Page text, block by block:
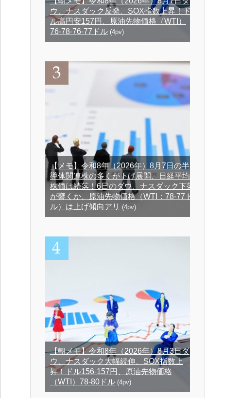
ウ、ナスダック反発、SOX指数上昇！ド
ル高円安157円、原油先物価格（WTI）
76-78-76-77ドル (4pv)
【メモ】令和8年（2026年）8月7日の半
導体関連株の多くが下げ展開、日経平均
株価は続落！6日のダウ、ナスダック下落
が響くか、原油先物価格（WTI：78-77ド
ル）は上げ傾向アリ (4pv)
【朝メモ】令和8年（2026年）8月3日ダ
ウ、ナスダック大幅続伸、SOX指数上
昇！ドル156-157円、原油先物価格
（WTI）78-80ドル (4pv)